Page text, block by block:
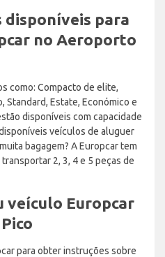
disponíveis para
no Aeroporto
como: Compacto de elite,
Standard, Estate, Económico e
disponíveis com capacidade
veículos de aluguer
bagagem? A Europcar tem
2, 3, 4 e 5 peças de
veículo Europcar
para obter instruções sobre